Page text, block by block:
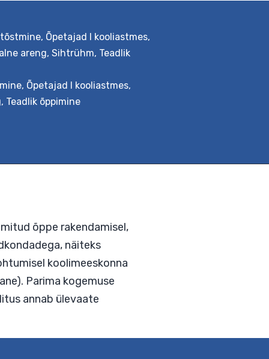
teatud teemaringiga seotud
millesse lõimitakse
nende vajadustest lähtuvalt.
, Õpetajad I kooliastmes,
areng, Sihtrühm, Teadlik
, Õpetajad I kooliastmes,
, Teadlik õppimine